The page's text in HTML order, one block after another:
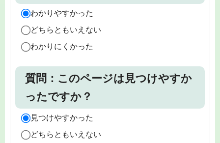
わかりやすかった
どちらともいえない
わかりにくかった
質問：このページは見つけやすか
ったですか？
見つけやすかった
どちらともいえない